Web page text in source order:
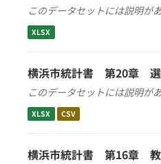
このデータセットには説明が
XLSX
横浜市統計書 第20章 選
このデータセットには説明が
XLSX CSV
横浜市統計書 第16章 教